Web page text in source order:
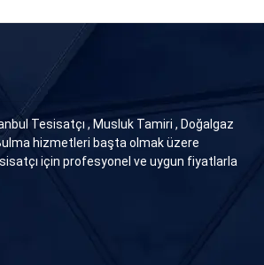
Tesisatçı , Musluk Tamiri , Doğalgaz
hizmetleri başta olmak üzere
için profesyonel ve uygun fiyatlarla